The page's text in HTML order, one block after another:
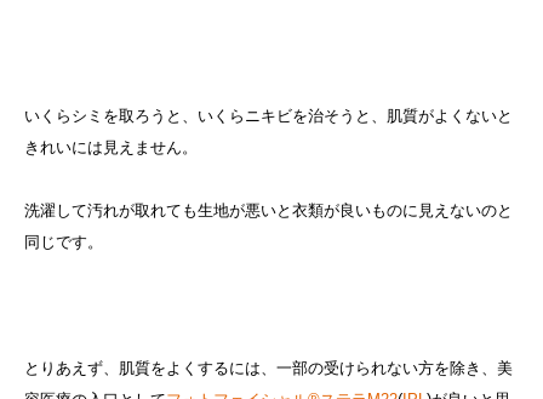
いくらシミを取ろうと、いくらニキビを治そうと、肌質がよくないと
きれいには見えません。
洗濯して汚れが取れても生地が悪いと衣類が良いものに見えないのと
同じです。
とりあえず、肌質をよくするには、一部の受けられない方を除き、美